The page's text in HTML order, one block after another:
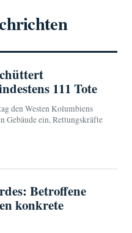
111 Tote
den Westen Kolumbiens
Gebäude ein, Rettungskräfte
Betroffene
konkrete